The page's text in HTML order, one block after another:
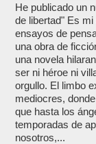
He publicado un
de libertad" Es
ensayos de
una obra de
una novela
ser ni héroe ni
orgullo. El limbo
mediocres,
que hasta los
temporadas de
nosotros,...